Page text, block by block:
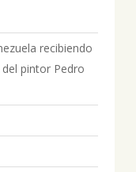
recibiendo
pintor Pedro